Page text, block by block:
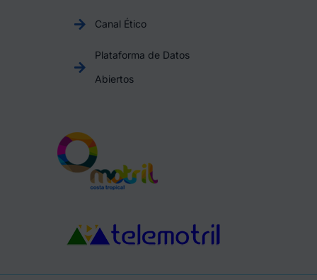
Canal Ético
Plataforma de Datos
Abiertos